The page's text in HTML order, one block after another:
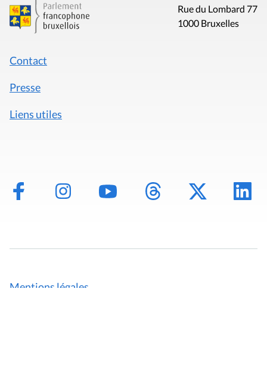
Rue du Lombard 77
1000 Bruxelles
Contact
Presse
Liens utiles
Mentions légales